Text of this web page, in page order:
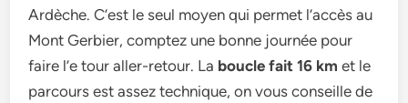
Ardèche. C’est le seul moyen qui permet l’accès au
Mont Gerbier, comptez une bonne journée pour
faire l’e tour aller-retour. La boucle fait 16 km et le
parcours est assez technique, on vous conseille de